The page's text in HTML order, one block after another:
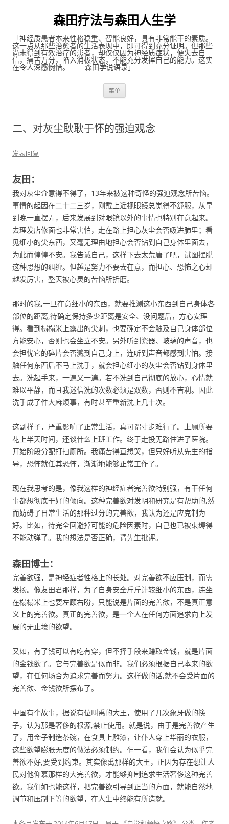
森田疗法与森田人生学
「神经质患者本来性格稳重、智能良好，具有非常能干的素质。
这一点从那些治愈者的生活表现中，即可得到充分证明。但那些
尚未得到有效治疗的患者，却仅仅因为神经质症状，便失去自
信，痛苦万分，陷入消极状态，不能充分发挥自己的能力。这实
在令人深感惋惜。——森田学说语录」
菜单
二、对灰尘耿耿于怀的强迫观念
发表回复
友田：
我对灰尘介意得不得了，13年来被这种奇怪的强迫观念所苦恼。
事情的起因在二十二三岁，刚戴上近视眼镜总觉得不舒服，从早
到晚一直摆弄，后来发展到对眼镜以外的事情也特别在意起来。
去理发店修面也非常害怕，走在路上担心灰尘会否吸进肺里；看
见细小的尖东西，又毫无理由地担心会否钻到自己身体里面去，
为此而惶惶不安。我告诫自己，这样下去太荒唐了吧，试图摆脱
这种思想的纠缠。但越是努力不要去在意，而担心、恐怖之心却
越发厉害，整天被心灵的苦恼所折磨。
那时的我,一旦在意细小的东西，就要推测这小东西到自己身体各
部位的距离,待确定保持多少距离是安全、没问题后，方心安理
得。看到榻榻米上露出的尖刺，也要确定不会触及自己身体部位
方能安心，否则也会坐立不安。另外听到瓷器、玻璃的声音，也
会担忧它的碎片会否溅到自己身上，连听到声音都感到害怕。接
触任何东西后不马上洗手，就会担心细小的灰尘会否钻到身体里
去。洗起手来，一遍又一遍。若不洗到自己彻底的放心，心情就
难以平静，而且我迷信洗的次数必须是双数，否则不吉利。因此
洗手成了件大麻烦事，有时甚至重新洗上几十次。
这副样子，严重影响了正常生活，真可谓寸步难行了。上厕所要
花上半天时间，还谈什么上班工作。终于走投无路住进了医院。
开始阶段分配打扫厕所。我痛苦得直想哭，但只好听从先生的指
导，恐怖就任其恐怖，渐渐地能够正常工作了。
现在我思考的是，像我这样的神经症者完善欲特别强，有干任何
事都想彻底干好的倾向。这种完善欲对发明和研究是有帮助的,然
而妨碍了日常生活的那种过分的完善欲，我认为还是应克制为
好。比如，待完全回避掉可能的危险因素时，自己也已被束缚得
不能动弹了。我的想法是否正确，请先生批评。
森田博士：
完善欲强，是神经症者性格上的长处。对完善欲不应压制，而需
发扬。像友田君那样，为了自身安全斤斤计较细小的东西，连坐
在榻榻米上也要左顾右盼，只能说是片面的完善欲，不是真正意
义上的完善欲。真正的完善欲，是一个人在任何方面追求向上发
展的无止境的欲望。
又如，有了钱可以有吃有穿，但不择手段来赚取金钱，就是片面
的金钱欲了。它与完善欲是似而非。我们必须根据自己本来的欲
望，在任何场合为追求完善而努力。这样做的话,就不会受片面的
完善欲、金钱欲所摆布了。
中国有个故事，据说有位叫禹的大王，使用了几次象牙做的筷
子，认为那是奢侈的根源,禁止使用。就是说，由于是完善欲产生
了，用金子制造茶碗，在食具上雕漆，让仆人穿上华丽的衣服，
这些欲望膨胀无度的做法必须制约。乍一看，我们会认为似乎完
善欲不好,要受到约束。其实像禹那样的大王，正因为存在想让人
民对他仰慕那样的大完善欲，才能够抑制追求生活奢侈这种完善
欲。我们如也能这样，把完善欲引导到正当的方面，就能自然地
调节和压制下等的欲望，在人生中终能有所造就。